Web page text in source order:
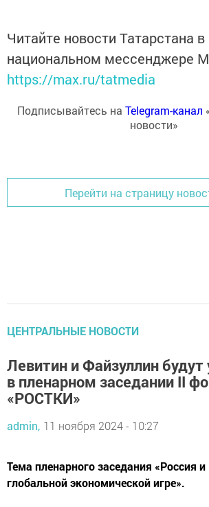
Читайте новости Татарстана в
национальном мессенджере
https://max.ru/tatmedia
Подписывайтесь на Telegram-канал
новости»
Перейти на страницу
ЦЕНТРАЛЬНЫЕ НОВОСТИ
Левитин и Файзуллин будут
в пленарном заседании II
«РОСТКИ»
admin, 11 ноября 2024 - 10:27
Тема пленарного заседания «Россия
глобальной экономической игре».